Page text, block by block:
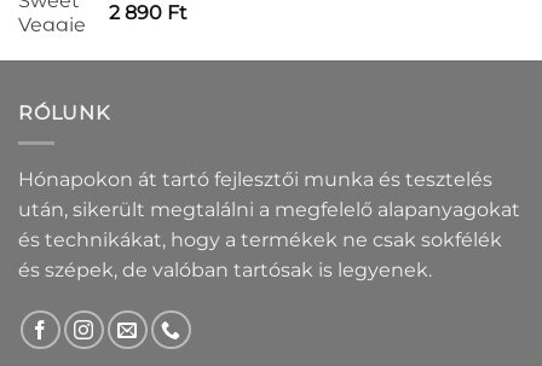
2 890 Ft
RÓLUNK
Hónapokon át tartó fejlesztői munka és tesztelés
után, sikerült megtalálni a megfelelő alapanyagokat
és technikákat, hogy a termékek ne csak sokfélék
és szépek, de valóban tartósak is legyenek.